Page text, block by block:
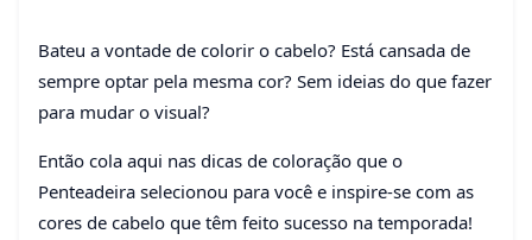
Beleza
Coloração: conheça os tons
que são sucesso na
temporada
25 de outubro de 2017
3 min de leitura
98 visualizações
Bateu a vontade de colorir o cabelo? Está cansada de
sempre optar pela mesma cor? Sem ideias do que fazer
para mudar o visual?
Então cola aqui nas dicas de coloração que o
Penteadeira selecionou para você e inspire-se com as
cores de cabelo que têm feito sucesso na temporada!